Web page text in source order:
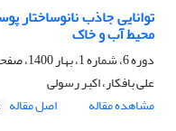
توانایی جاذب
محیط آب و خاک
دوره 6، شماره 1، بهار 1400، صفحه
علی بافکار، اکبر رسولی
مشاهده مقاله
اصل مقاله